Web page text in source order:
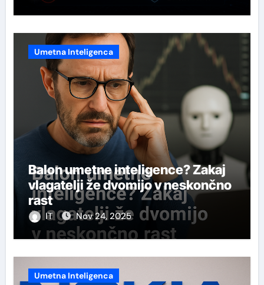
Umetna Inteligenca
Balon umetne inteligence? Zakaj
vlagatelji že dvomijo v neskončno
rast
IT Nov 24, 2025
Umetna Inteligenca